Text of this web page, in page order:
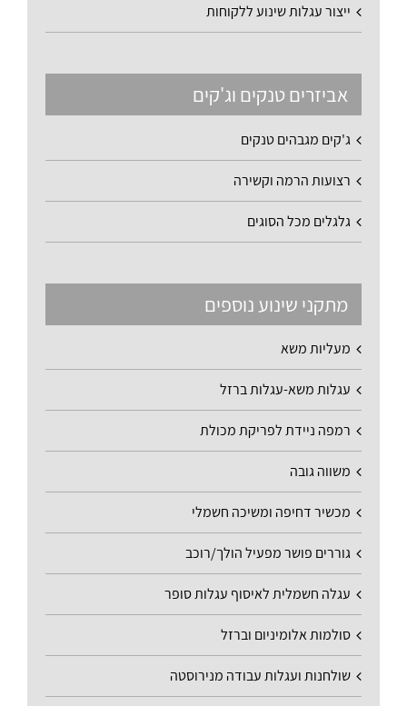
ייצור עגלות שינוע ללקוחות
אביזרים טנקים וג'קים
ג'קים מגבהים טנקים
רצועות הרמה וקשירה
גלגלים מכל הסוגים
מתקני שינוע נוספים
מעליות משא
עגלות משא-עגלות ברזל
רמפה ניידת לפריקת מכולת
משווה גובה
מכשיר דחיפה ומשיכה חשמלי
גוררים פושר מפעיל הולך/רוכב
עגלה חשמלית לאיסוף עגלות סופר
סולמות אלומיניום וברזל
שולחנות ועגלות עבודה מנירוסטה